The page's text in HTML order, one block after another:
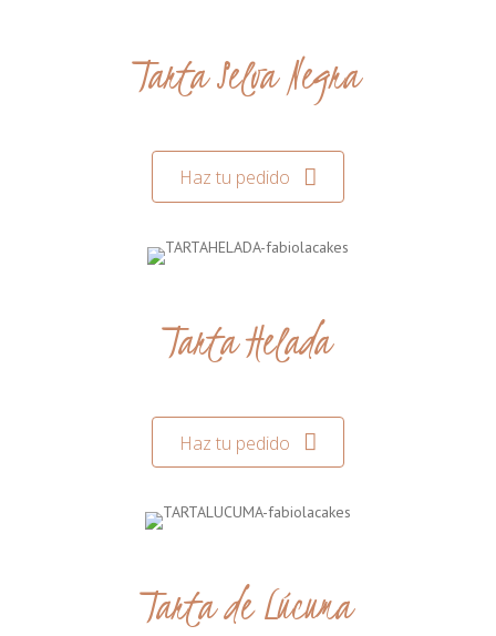
Tarta Selva Negra
Haz tu pedido
Tarta Helada
Haz tu pedido
Tarta de Lúcuma